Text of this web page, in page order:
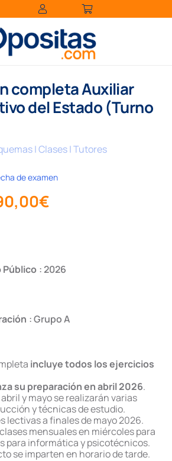
completa Auxiliar
del Estado (Turno
| Clases | Tutores
de examen
€
690,00€.
Público : 2026
: Grupo A
incluye todos los ejercicios
su preparación en abril 2026.
y mayo se realizarán varias
y técnicas de estudio.
lectivas a finales de mayo 2026.
mensuales en miércoles para
para informática y psicotécnicos.
se imparten en horario de tarde.